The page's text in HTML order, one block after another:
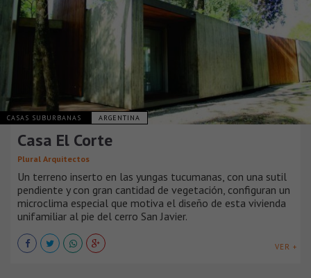
CASAS SUBURBANAS ARGENTINA
Casa El Corte
Plural Arquitectos
Un terreno inserto en las yungas tucumanas, con una sutil
pendiente y con gran cantidad de vegetación, configuran un
microclima especial que motiva el diseño de esta vivienda
unifamiliar al pie del cerro San Javier.
VER +